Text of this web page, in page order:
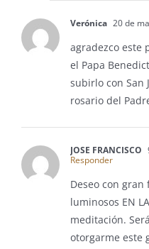
Verónica 20 de
agradezco este
el Papa
subirlo con San
rosario del
JOSE FRANCISCO
Responder
Deseo con
luminosos EN
meditación.
otorgarme este